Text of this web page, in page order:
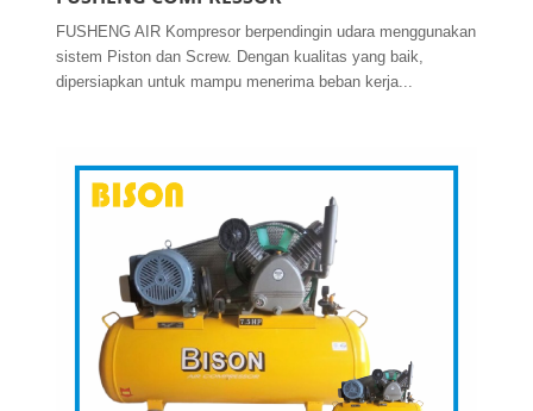
FUSHENG AIR Kompresor berpendingin udara menggunakan
sistem Piston dan Screw. Dengan kualitas yang baik,
dipersiapkan untuk mampu menerima beban kerja...